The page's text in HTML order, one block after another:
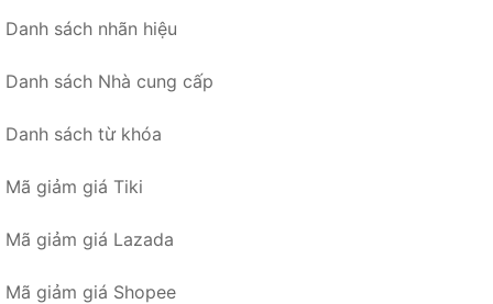
Danh sách nhãn hiệu
Danh sách Nhà cung cấp
Danh sách từ khóa
Mã giảm giá Tiki
Mã giảm giá Lazada
Mã giảm giá Shopee